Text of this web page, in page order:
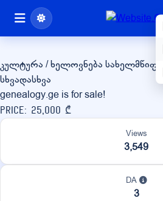
genealogy.ge
კულტურა / ხელოვნება
სხვადასხვა
genealogy.ge is for sale!
Price: 25,000 ₾
Views
3,549
DA
3